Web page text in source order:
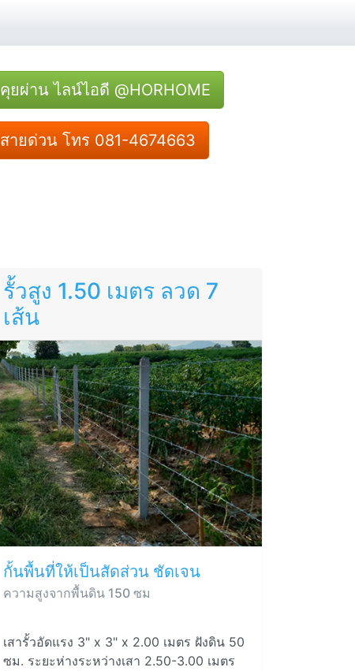
คุยผ่าน ไลน์ไอดี @HORHOME
สายด่วน โทร 081-4674663
รั้วสูง 1.50 เมตร ลวด 7
เส้น
กั้นพื้นที่ให้เป็นสัดส่วน ชัดเจน
ความสูงจากพื้นดิน 150 ซม
เสารั้วอัดแรง 3" x 3" x 2.00 เมตร ฝังดิน 50
ซม. ระยะห่างระหว่างเสา 2.50-3.00 เมตร